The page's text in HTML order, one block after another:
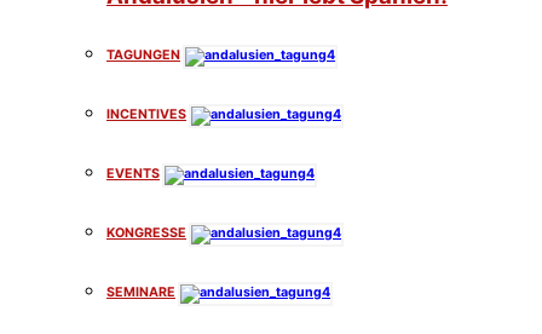
TAGUNGEN
INCENTIVES
EVENTS
KONGRESSE
SEMINARE